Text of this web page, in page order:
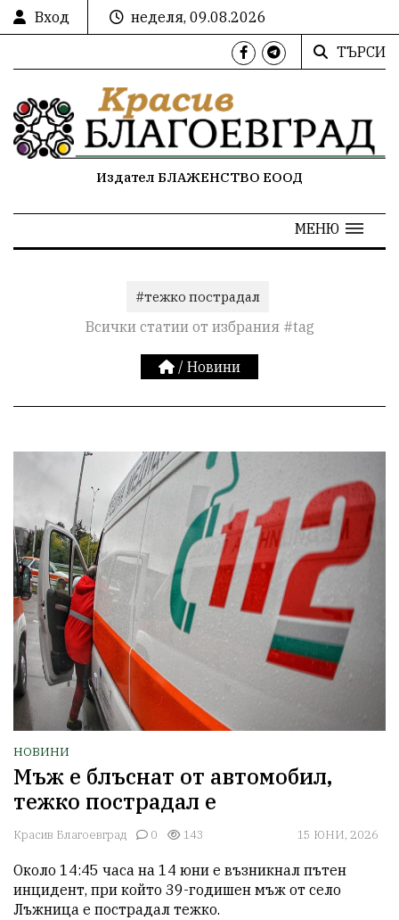
Вход
неделя, 09.08.2026
ТЪРСИ
Издател БЛАЖЕНСТВО ЕООД
МЕНЮ
#тежко пострадал
Всички статии от избрания #tag
/ Новини
НОВИНИ
Мъж е блъснат от автомобил,
тежко пострадал е
Красив Благоевград 0 143 15 ЮНИ, 2026
Около 14:45 часа на 14 юни е възникнал пътен
инцидент, при който 39-годишен мъж от село
Лъжница е пострадал тежко.